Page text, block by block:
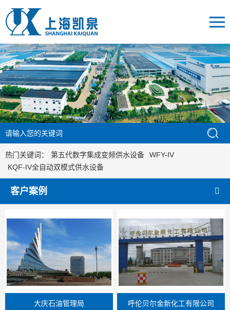
热门关键词： 第五代数字集成变频供水设备
WFY-IV
KQF-IV全自动双模式供水设备
客户案例
大庆石油管理局 呼伦贝尔金新化工有限公司